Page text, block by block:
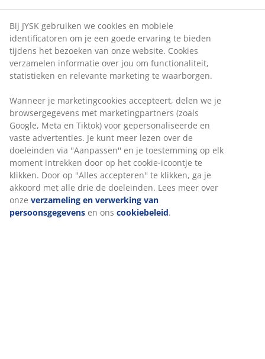
inhoud van 15 liter. Inclusief een bijpassend deksel om
de inhoud tegen stof te beschermen. B29 x L38 x H22
cm
Specificaties
Beoordelingen
(0)